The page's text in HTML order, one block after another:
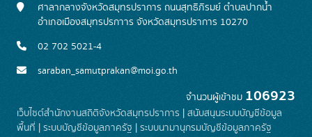
ศาลากลางจังหวัดสมุทรปราการ ถนนสุทธิภิรมย์ ตำบลปากน้ำ
อำเภอเมืองสมุทรปรกาาร จังหวัดสมุทรปราการ 10270
02 702 5021-4
saraban_samutprakan@moi.go.th
จำนวนผู้เข้าชม 106923
เว็บไซต์สำนักงานสถิติจังหวัดสมุทรปราการ | สนับสนุนระบบบัญชีข้อมูล
พื้นที่ | ระบบบัญชีข้อมูลภาครัฐ | ระบบนามานุกรมบัญชีข้อมูลภาครัฐ